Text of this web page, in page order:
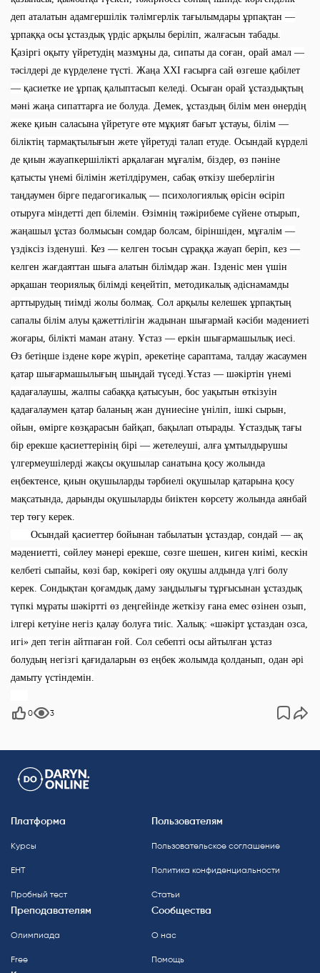
деп аталатын адамгершілік тәлімгерлік тағылымдары ұрпақтан —
ұрпаққа осы ұстаздық үрдіс арқылы беріліп, жалғасын табады.
Қазіргі оқыту үйретудің мазмұны да, сипаты да соған, орай амал —
тәсілдері де күрделене түсті. Жаңа XXI ғасырға сай өзгеше қабілет
— қасиетке ие ұрпақ қалыптасып келеді. Осыған орай ұстаздықтың
мәні жаңа сипаттарға ие болуда. Демек, ұстаздың білім мен өнердің
жеке қиын саласына үйретуге өте мұқият бағыт ұстауы, білім —
біліктің тармақтылығын жете үйретуді талап етуде. Осындай күрделі
де қиын жауапкершілікті арқалаған мұғалім, біздер, өз пәніне
қатысты үнемі білімін жетілдірумен, сабақ өткізу шеберлігін
таңдаумен бірге педагогикалық — психологиялық өрісін өсіріп
отыруға міндетті деп білемін. Өзімнің тәжірибеме сүйене отырып,
жаңашыл ұстаз болмысын сомдар болсам, біріншіден, мұғалім —
үздіксіз ізденуші. Кез — келген тосын сұраққа жауап беріп, кез —
келген жағдаяттан шыға алатын білімдар жан. Ізденіс мен үшін
әрқашан теориялық білімді кеңейтіп, методикалық әдіснамамды
арттырудың тиімді жолы болмақ. Сол арқылы келешек ұрпақтың
сапалы білім алуы қажеттілігін жадынан шығармай кәсіби мәдениеті
жоғары, білікті маман атану. Ұстаз — еркін шығармашылық иесі.
Өз бетіңше іздене көре жүріп, әрекетіңе сараптама, талдау жасаумен
қатар шығармашылығың шыңдай түседі.Ұстаз — шәкіртін үнемі
қадағалаушы, жалпы сабаққа қатысуын, бос уақытын өткізуін
қадағалаумен қатар баланың жан дүниесіне үніліп, ішкі сырын,
ойын, өмірге көзқарасын байқап, бақылап отырады. Ұстаздық тағы
бір ерекше қасиеттерінің бірі — жетелеуші, алға ұмтылдырушы
үлгермеушілерді жақсы оқушылар санатына қосу жолында
еңбектенсе, қиын оқушыларды тәрбиелі оқушылар қатарына қосу
мақсатында, дарынды оқушыларды биіктен көрсету жолында аянбай
тер төгу керек.
Осындай қасиеттер бойынан табылатын ұстаздар, сондай — ақ
мәдениетті, сөйлеу мәнері ерекше, сөзге шешен, киген киімі, кескін
келбеті сыпайы, көзі бар, көкірегі ояу оқушы алдында үлгі болу
керек. Сондықтан қоғамдық даму заңдылығы тұрғысынан ұстаздық
түпкі мұраты шәкіртті өз деңгейінде жеткізу ғана емес өзінен озып,
ілгері кетуіне негіз қалау болуға тиіс. Халық: «шәкірт ұстаздан озса,
игі» деп тегін айтпаған ғой. Сол себепті осы айтылған ұстаз
болудың негізгі қағидаларын өз еңбек жолымда қолданып, одан әрі
дамыту үстіндемін.
0 3
Платформа
Курсы
ЕНТ
Пробный тест
Пользователям
Пользовательское соглашение
Политика конфиденциальности
Статьи
Преподавателям
Олимпиада
Free
Сообщества
О нас
Помощь